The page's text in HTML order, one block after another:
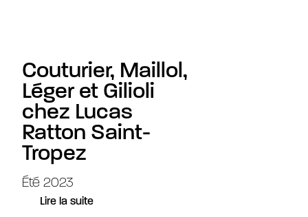
Couturier, Maillol,
Léger et Gilioli
chez Lucas
Ratton Saint-
Tropez
Été 2023
Lire la suite